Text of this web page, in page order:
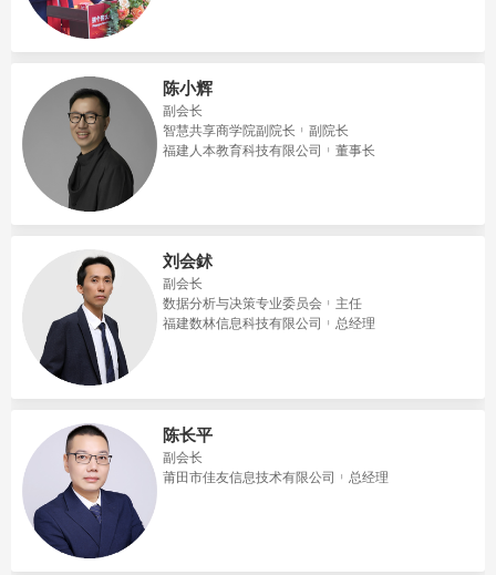
陈小辉
副会长
智慧共享商学院副院长
副院长
福建人本教育科技有限公司
董事长
刘会鉥
副会长
数据分析与决策专业委员会
主任
福建数林信息科技有限公司
总经理
陈长平
副会长
莆田市佳友信息技术有限公司
总经理